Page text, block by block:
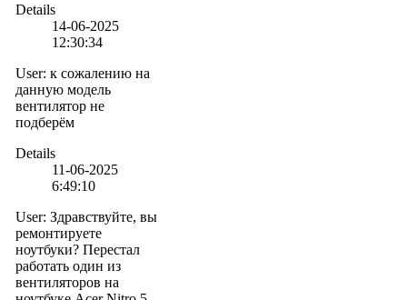
Details
14-06-2025
12:30:34
User: к сожалению на
данную модель
вентилятор не
подберём
Details
11-06-2025
6:49:10
User: Здравствуйте, вы
ремонтируете
ноутбуки? Перестал
работать один из
вентиляторов на